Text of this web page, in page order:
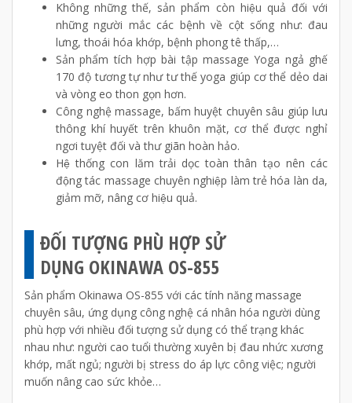
Không những thế, sản phẩm còn hiệu quả đối với
những người mắc các bệnh về cột sống như: đau
lưng, thoái hóa khớp, bệnh phong tê thấp,…
Sản phẩm tích hợp bài tập massage Yoga ngả ghế
170 độ tương tự như tư thế yoga giúp cơ thể dẻo dai
và vòng eo thon gọn hơn.
Công nghệ massage, bấm huyệt chuyên sâu giúp lưu
thông khí huyết trên khuôn mặt, cơ thể được nghỉ
ngơi tuyệt đối và thư giãn hoàn hảo.
Hệ thống con lăm trải dọc toàn thân tạo nên các
động tác massage chuyên nghiệp làm trẻ hóa làn da,
giảm mỡ, nâng cơ hiệu quả.
ĐỐI TƯỢNG PHÙ HỢP SỬ
DỤNG OKINAWA OS-855
Sản phẩm Okinawa OS-855 với các tính năng massage
chuyên sâu, ứng dụng công nghệ cá nhân hóa người dùng
phù hợp với nhiều đối tượng sử dụng có thể trạng khác
nhau như: người cao tuổi thường xuyên bị đau nhức xương
khớp, mất ngủ; người bị stress do áp lực công việc; người
muốn nâng cao sức khỏe…